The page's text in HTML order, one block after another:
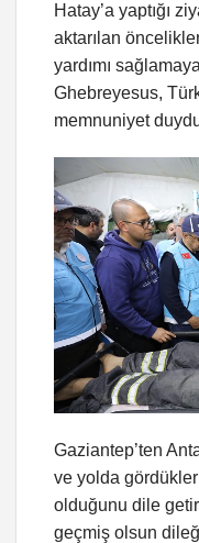
Hatay’a yaptığı
aktarılan
yardımı
Ghebreyesus,
memnuniyet
Gaziantep’ten
ve yolda
olduğunu dile
geçmiş olsun